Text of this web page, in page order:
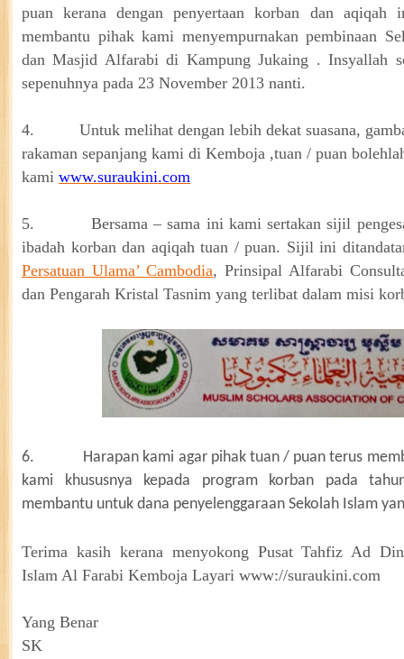
puan kerana dengan penyertaan korban dan aqiqah
membantu pihak kami menyempurnakan pembinaan
dan Masjid Alfarabi di Kampung Jukaing . Insyallah
sepenuhnya pada 23 November 2013 nanti.
4.
Untuk melihat dengan lebih dekat suasana,
rakaman sepanjang kami di Kemboja ,tuan / puan
kami www.suraukini.com
5.
Bersama – sama ini kami sertakan sijil
ibadah korban dan aqiqah tuan / puan. Sijil ini
Persatuan Ulama’ Cambodia, Prinsipal Alfarabi
dan Pengarah Kristal Tasnim yang terlibat dalam misi
6.
Harapan kami agar pihak tuan / puan terus
kami khususnya kepada program korban pada
membantu untuk dana penyelenggaraan Sekolah Islam
Terima kasih kerana menyokong Pusat Tahfiz Ad
Islam Al Farabi Kemboja Layari www://suraukini.com
Yang Benar
SK